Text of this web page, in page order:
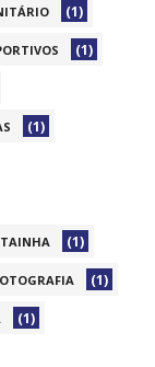
(1)
(1)
(1)
(1)
(1)
(1)